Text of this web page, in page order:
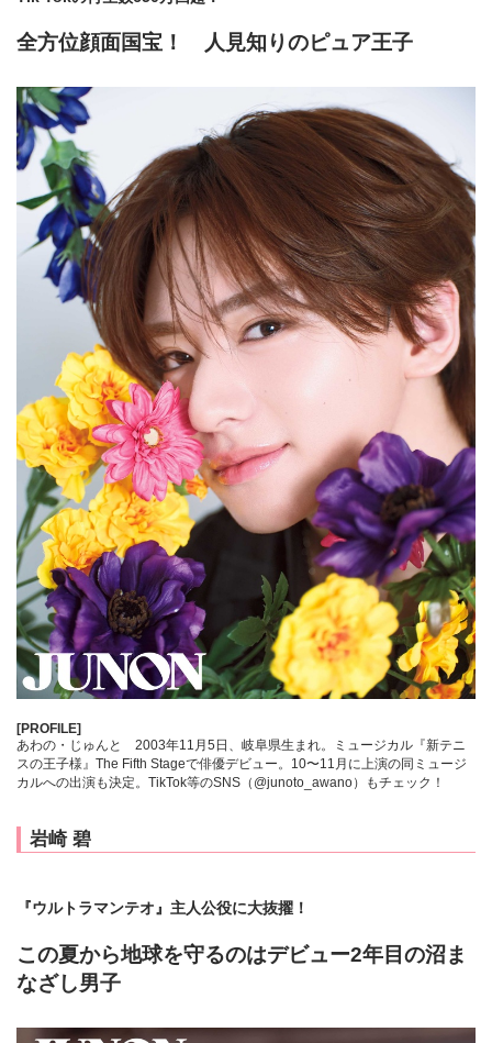
全方位顔面国宝！ 人見知りのピュア王子
[PROFILE]
あわの・じゅんと 2003年11月5日、岐阜県生まれ。ミュージカル『新テニ
スの王子様』The Fifth Stageで俳優デビュー。10〜11月に上演の同ミュージ
カルへの出演も決定。TikTok等のSNS（@junoto_awano）もチェック！
岩崎 碧
『ウルトラマンテオ』主人公役に大抜擢！
この夏から地球を守るのはデビュー2年目の沼ま
なざし男子